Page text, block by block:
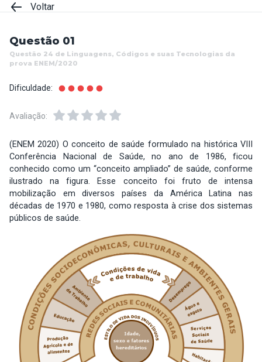
Voltar
Questão 01
Questão 24 de Linguagens, Códigos e suas Tecnologias da
prova ENEM/2020
Dificuldade:
Avaliação:
(ENEM 2020) O conceito de saúde formulado na histórica VIII
Conferência Nacional de Saúde, no ano de 1986, ficou
conhecido como um “conceito ampliado” de saúde, conforme
ilustrado na figura. Esse conceito foi fruto de intensa
mobilização em diversos países da América Latina nas
décadas de 1970 e 1980, como resposta à crise dos sistemas
públicos de saúde.